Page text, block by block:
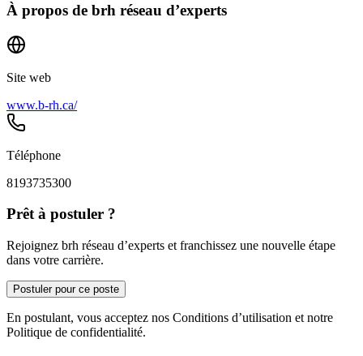
À propos de brh réseau d’experts
Site web
www.b-rh.ca/
Téléphone
8193735300
Prêt à postuler ?
Rejoignez brh réseau d’experts et franchissez une nouvelle étape
dans votre carrière.
Postuler pour ce poste
En postulant, vous acceptez nos Conditions d’utilisation et notre
Politique de confidentialité.